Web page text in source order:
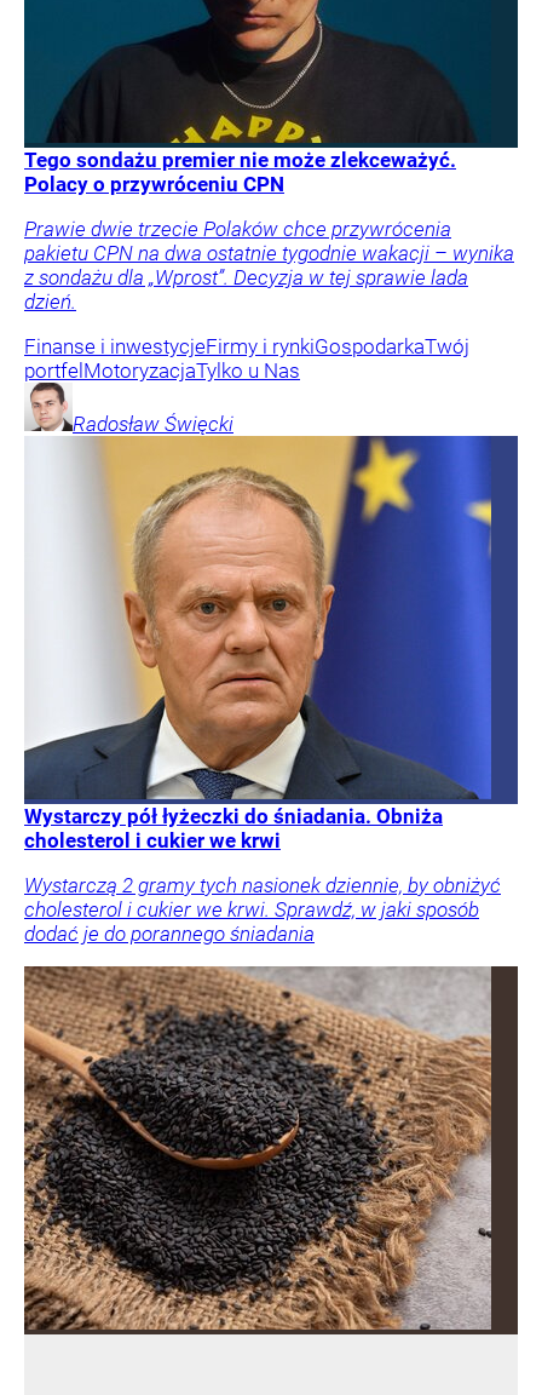
Tego sondażu premier nie może zlekceważyć.
Polacy o przywróceniu CPN
Prawie dwie trzecie Polaków chce przywrócenia
pakietu CPN na dwa ostatnie tygodnie wakacji – wynika
z sondażu dla „Wprost”. Decyzja w tej sprawie lada
dzień.
Finanse i inwestycjeFirmy i rynkiGospodarkaTwój
portfelMotoryzacjaTylko u Nas
Radosław Święcki
Wystarczy pół łyżeczki do śniadania. Obniża
cholesterol i cukier we krwi
Wystarczą 2 gramy tych nasionek dziennie, by obniżyć
cholesterol i cukier we krwi. Sprawdź, w jaki sposób
dodać je do porannego śniadania